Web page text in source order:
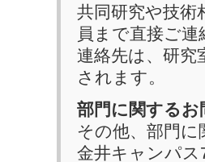
共同研究や技術
員まで直接ご
連絡先は、研究
されます。
部門に関するお
その他、部門に
金井キャンパス